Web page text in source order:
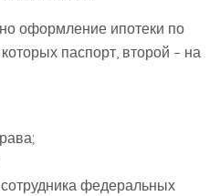
оформление ипотеки по
паспорт, второй – на
федеральных